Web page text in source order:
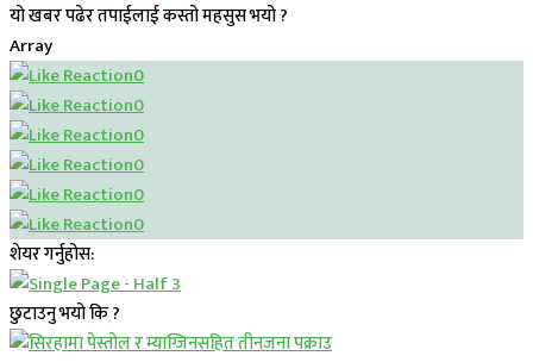
यो खबर पढेर तपाईलाई कस्तो महसुस भयो ?
Array
0
0
0
0
0
0
शेयर गर्नुहोस:
छुटाउनु भयो कि ?